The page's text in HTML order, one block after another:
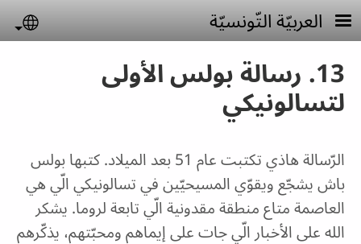
Skip to main content
العربيّة التّونسيّة
13. رسالة بولس الأولى
لتسالونيكي
الرّسالة هاذي تكتبت عام 51 بعد الميلاد. كتبها بولس
باش يشجّع ويقوّي المسيحيّين في تسالونيكي الّي هي
العاصمة متاع منطقة مقدونية الّي تابعة لروما. يشكر
الله على الأخبار الّي جات على إيماهم ومحبّتهم، يذكّرهم